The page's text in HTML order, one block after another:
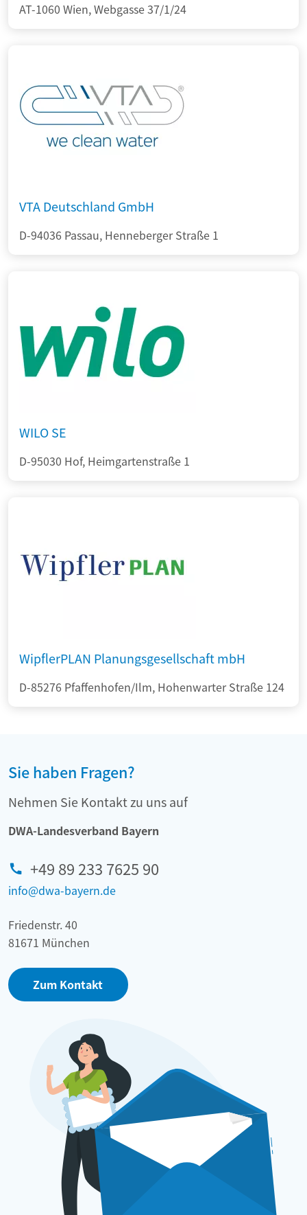
AT-1060 Wien, Webgasse 37/1/24
VTA Deutschland GmbH
D-94036 Passau, Henneberger Straße 1
WILO SE
D-95030 Hof, Heimgartenstraße 1
WipflerPLAN Planungsgesellschaft mbH
D-85276 Pfaffenhofen/Ilm, Hohenwarter Straße 124
Sie haben Fragen?
Nehmen Sie Kontakt zu uns auf
DWA-Landesverband Bayern
+49 89 233 7625 90
info@dwa-bayern.de
Friedenstr. 40
81671 München
Zum Kontakt